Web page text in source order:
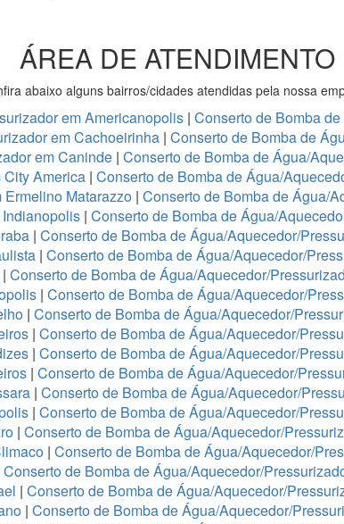
ÁREA DE ATENDIMENTO
abaixo alguns bairros/cidades atendidas pela nossa
em Americanopolis | Conserto de Bomba
em Cachoeirinha| Conserto de Bomba de
em Caninde | Conserto de Bomba de Água/
America | Conserto de Bomba de Água/
Matarazzo | Conserto de Bomba de Água/
| Conserto de Bomba de Água/
| Conserto de Bomba de Água/Aquecedor/
| Conserto de Bomba de Água/Aquecedor/
| Conserto de Bomba de Água/Aquecedor/
| Conserto de Bomba de Água/Aquecedor/
| Conserto de Bomba de Água/Aquecedor/
| Conserto de Bomba de Água/Aquecedor/
| Conserto de Bomba de Água/Aquecedor/
| Conserto de Bomba de Água/Aquecedor/
| Conserto de Bomba de Água/Aquecedor/
| Conserto de Bomba de Água/Aquecedor/
| Conserto de Bomba de Água/Aquecedor/
| Conserto de Bomba de Água/Aquecedor/
Conserto de Bomba de Água/Aquecedor/
| Conserto de Bomba de Água/Aquecedor/
| Conserto de Bomba de Água/Aquecedor/